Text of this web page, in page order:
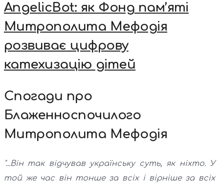
AngelicBot: як Фонд пам’яті
Митрополита Мефодія
розвиває цифрову
катехизацію дітей
Спогади про
Блаженноспочилого
Митрополита Мефодія
"...Він так відчував українську суть, як ніхто. У
той же час він тонше за всіх і вірніше за всіх